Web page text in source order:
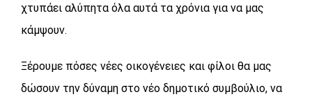
χτυπάει αλύπητα όλα αυτά τα χρόνια για να μας
κάμψουν.
Ξέρουμε πόσες νέες οικογένειες και φίλοι θα μας
δώσουν την δύναμη στο νέο δημοτικό συμβούλιο, να